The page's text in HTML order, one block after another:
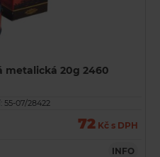
metalická 20g 2460
55-07/28422
72 Kč s DPH
INFO